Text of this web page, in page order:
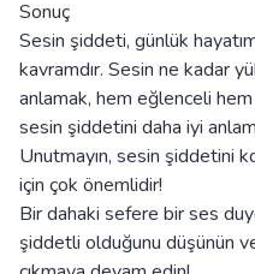
Sonuç
Sesin şiddeti, günlük
kavramdır. Sesin ne kadar
anlamak, hem eğlenceli hem
sesin şiddetini daha iyi
Unutmayın, sesin şiddetini
için çok önemlidir!
Bir dahaki sefere bir ses
şiddetli olduğunu düşünün